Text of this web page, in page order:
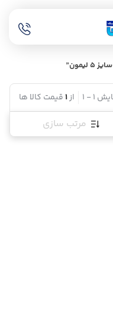
1
-
1 از1قیمت کالا ها
مرتب سازی